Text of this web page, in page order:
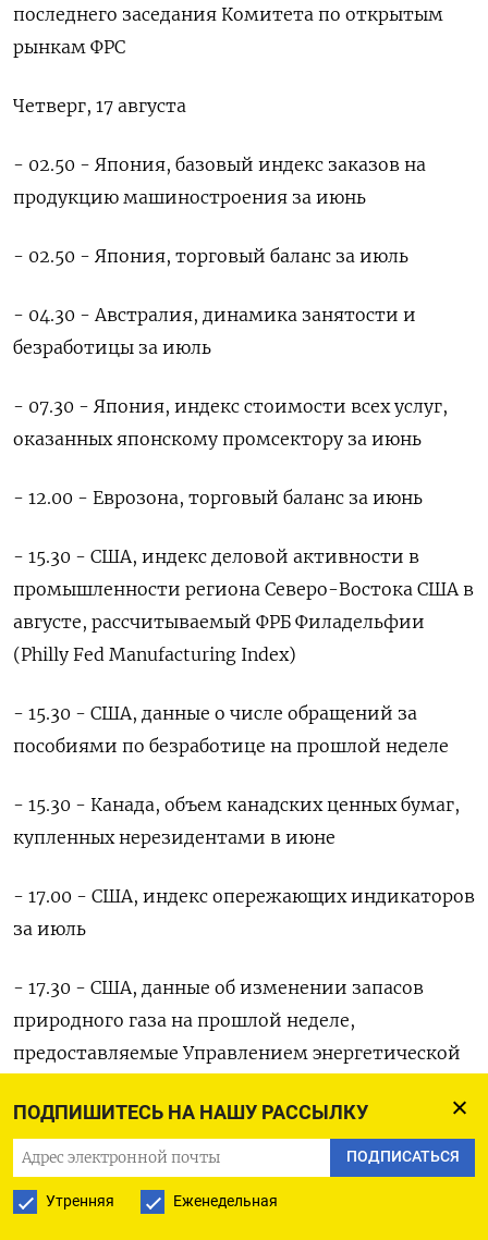
ПОДПИШИТЕСЬ НА НАШУ РАССЫЛКУ
ПОДПИСАТЬСЯ
Утренняя Еженедельная
последнего заседания Комитета по открытым
рынкам ФРС
Четверг, 17 августа
- 02.50 - Япония, базовый индекс заказов на
продукцию машиностроения за июнь
- 02.50 - Япония, торговый баланс за июль
- 04.30 - Австралия, динамика занятости и
безработицы за июль
- 07.30 - Япония, индекс стоимости всех услуг,
оказанных японскому промсектору за июнь
- 12.00 - Еврозона, торговый баланс за июнь
- 15.30 - США, индекс деловой активности в
промышленности региона Северо-Востока США в
августе, рассчитываемый ФРБ Филадельфии
(Philly Fed Manufacturing Index)
- 15.30 - США, данные о числе обращений за
пособиями по безработице на прошлой неделе
- 15.30 - Канада, объем канадских ценных бумаг,
купленных нерезидентами в июне
- 17.00 - США, индекс опережающих индикаторов
за июль
- 17.30 - США, данные об изменении запасов
природного газа на прошлой неделе,
предоставляемые Управлением энергетической
Пятница, 18 августа
- 02.01 - Великобритания, индекс GfK